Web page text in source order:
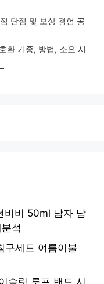
단점 및 보상 경험 공
환 기종, 방법, 소요 시
비비 50ml 남자 남
석
구세트 여름이불